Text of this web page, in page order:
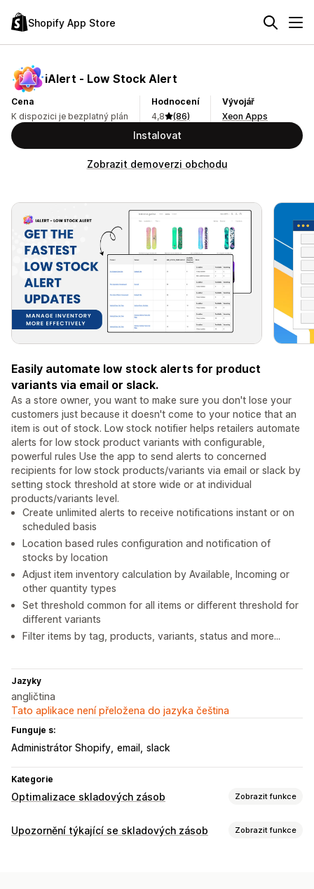
Shopify App Store
iAlert ‑ Low Stock Alert
Cena
K dispozici je bezplatný plán
Hodnocení
4,8
(86)
Vývojář
Xeon Apps
Instalovat
Zobrazit demoverzi obchodu
Easily automate low stock alerts for product
variants via email or slack.
As a store owner, you want to make sure you don't lose your
customers just because it doesn't come to your notice that an
item is out of stock. Low stock notifier helps retailers automate
alerts for low stock product variants with configurable,
powerful rules Use the app to send alerts to concerned
recipients for low stock products/variants via email or slack by
setting stock threshold at store wide or at individual
products/variants level.
Create unlimited alerts to receive notifications instant or on
scheduled basis
Location based rules configuration and notification of
stocks by location
Adjust item inventory calculation by Available, Incoming or
other quantity types
Set threshold common for all items or different threshold for
different variants
Filter items by tag, products, variants, status and more...
Jazyky
angličtina
Tato aplikace není přeložena do jazyka čeština
Funguje s:
Administrátor Shopify email slack
Kategorie
Optimalizace skladových zásob Zobrazit funkce
Správa skladových zásob
Upozornění týkající se skladových zásob Zobrazit funkce